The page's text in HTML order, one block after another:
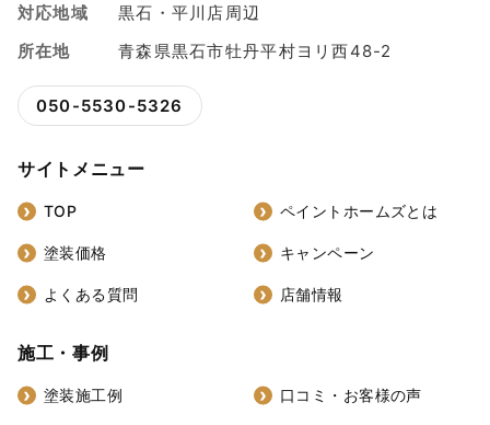
対応地域
黒石・平川店周辺
所在地
青森県黒石市牡丹平村ヨリ西48-2
050-5530-5326
サイトメニュー
TOP ペイントホームズとは
塗装価格 キャンペーン
よくある質問 店舗情報
施工・事例
塗装施工例 口コミ・お客様の声